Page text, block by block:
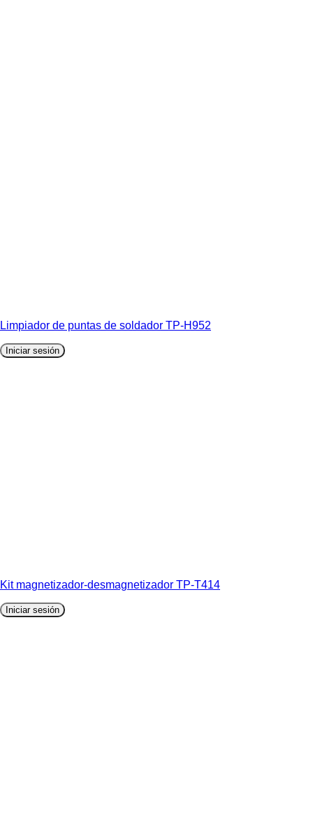
Limpiador de puntas de soldador TP-H952
Iniciar sesión
Kit magnetizador-desmagnetizador TP-T414
Iniciar sesión